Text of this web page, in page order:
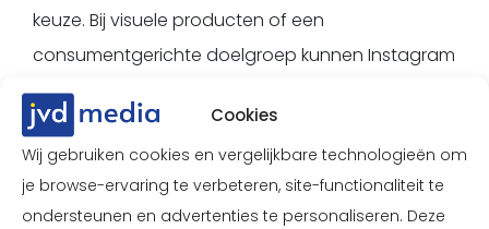
Cookies
Wij gebruiken cookies en vergelijkbare technologieën om
je browse-ervaring te verbeteren, site-functionaliteit te
ondersteunen en advertenties te personaliseren. Deze
keuze. Bij visuele producten of een
consumentgerichte doelgroep kunnen Instagram
of Pinterest effectiever zijn.
Kortom: kies bewust en durf ook nee te zeggen
tegen platformen die niet bijdragen aan de
doelen.